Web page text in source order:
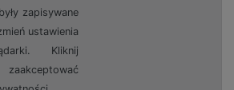
zapisywane
ustawienia
Kliknij